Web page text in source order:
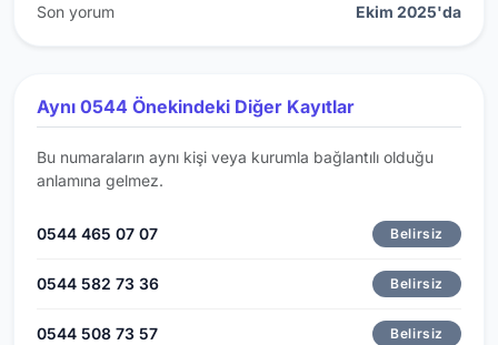
Son yorum
Ekim 2025'da
Aynı 0544 Önekindeki Diğer Kayıtlar
Bu numaraların aynı kişi veya kurumla bağlantılı olduğu
anlamına gelmez.
0544 465 07 07 Belirsiz
0544 582 73 36 Belirsiz
0544 508 73 57 Belirsiz